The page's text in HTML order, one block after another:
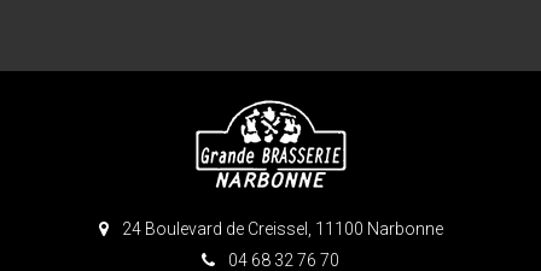
24 Boulevard de Creissel, 11100 Narbonne
04 68 32 76 70